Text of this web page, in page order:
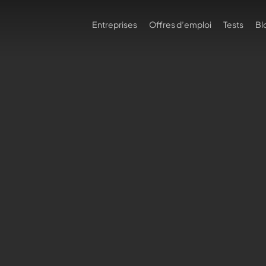
Entreprises Offres d’emploi Tests